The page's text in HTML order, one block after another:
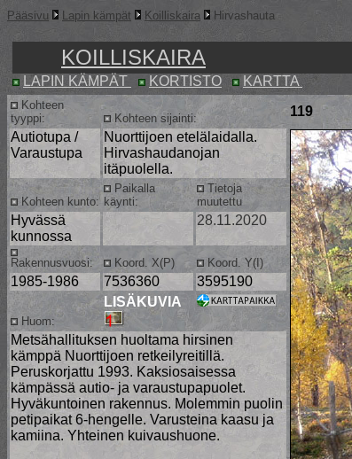
Pääsivu Lapin kämpät Koilliskaira Hirvashauta
KOILLISKAIRA
LAPIN KÄMPÄT KORTISTO KARTTA
Kohteen
tyyppi:
Kohteen sijainti: 119
Autiotupa /
Varaustupa
Nuorttijoen etelälaidalla.
Hirvashaudanojan
itäpuolella.
Kohteen kunto:
Paikalla
käynti:
Tietoja
muutettu
Hyvässä
kunnossa
28.11.2020
Rakennusvuosi: Koord. X(P) Koord. Y(I)
1985-1986 7536360 3595190
Huom:
LISÄKUVIA
Metsähallituksen huoltama hirsinen
kämppä Nuorttijoen retkeilyreitillä.
Peruskorjattu 1993. Kaksiosaisessa
kämpässä autio- ja varaustupapuolet.
Hyväkuntoinen rakennus. Molemmin puolin
petipaikat 6-hengelle. Varusteina kaasu ja
kamiina. Yhteinen kuivaushuone.